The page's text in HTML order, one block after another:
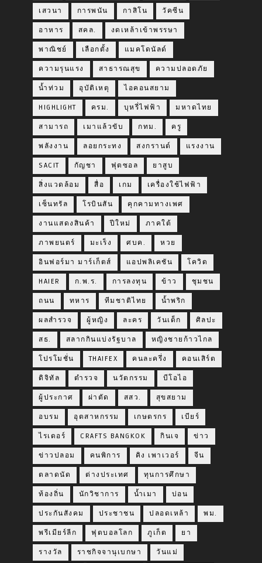
เสวนา การพนัน กาสิโน วัคซีน
อาหาร สคล. งดเหล้าเข้าพรรษา
พาณิชย์ เลือกตั้ง แมคโดนัลด์
ความรุนแรง สาธารณสุข ความปลอดภัย
น้ำท่วม อุบัติเหตุ ไอคอนสยาม
HIGHLIGHT ครม. บุหรี่ไฟฟ้า มหาดไทย
สามารถ เมาแล้วขับ กทม. ครู
พลังงาน ลอยกระทง สงกรานต์ แรงงาน
SACIT กัญชา ฟุตซอล ยาสูบ
สิ่งแวดล้อม สื่อ เกม เครื่องใช้ไฟฟ้า
เซ็นทรัล โรบินสัน คุกคามทางเพศ
งานแสดงสินค้า ปีใหม่ ภาคใต้
ภาพยนตร์ มะเร็ง ศบค. หวย
อินฟอร์มา มาร์เก็ตส์ แอปพลิเคชัน โควิด
HAIER ก.พ.ร. การลงทุน ข้าว ชุมชน
ถนน ทหาร ทีมชาติไทย น้ำพริก
ผลสำรวจ ผู้หญิง ละคร วันเด็ก ศิลปะ
สธ. สลากกินแบ่งรัฐบาล หญิงชายก้าวไกล
โปรโมชั่น THAIFEX คนละครึ่ง คอนเสิร์ต
ดิจิทัล ตำรวจ นวัตกรรม บีโอไอ
ผู้ประกาศ ผ่าตัด สสว. สุขสยาม
อบรม อุตสาหกรรม เกษตรกร เบียร์
ไรเดอร์ CRAFTS BANGKOK กินเจ ข่าว
ข่าวปลอม คนพิการ คิง เพาเวอร์ จีน
ตลาดนัด ต่างประเทศ ทุนการศึกษา
ท้องถิ่น นักวิชาการ น้ำเมา บ่อน
ประกันสังคม ประชาชน ปลอดเหล้า พม.
พรีเมียร์ลีก ฟุตบอลโลก ภูเก็ต ยา
รางวัล ราชกิจจานุเบกษา วันแม่